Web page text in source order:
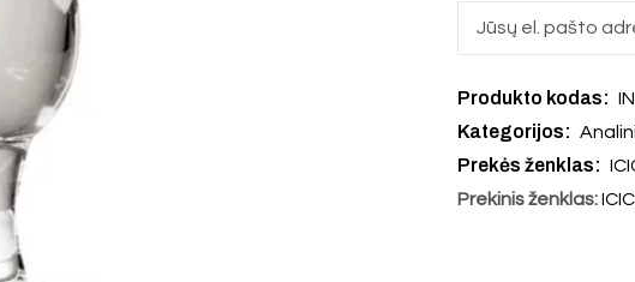
Produkto kodas:
Kategorijos:
Prekės ženklas:
Prekinis ženklas: